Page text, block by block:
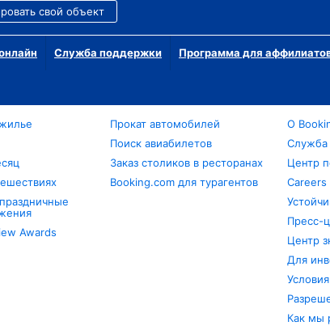
свой объект
Служба поддержки Программа для
Awards
Прокат автомобилей
Поиск авиабилетов
Заказ столиков в ресторанах
Booking.com для турагентов
О
Служба
Центр
Careers
Пресс-
Центр
Для
Как мы